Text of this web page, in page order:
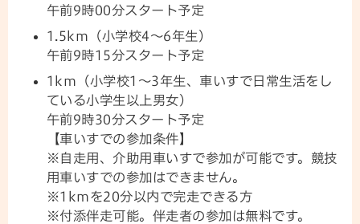
午前9時00分スタート予定
1.5km（小学校4～6年生）
午前9時15分スタート予定
1km（小学校1～3年生、車いすで日常生活をし
ている小学生以上男女）
午前9時30分スタート予定
【車いすでの参加条件】
※自走用、介助用車いすで参加が可能です。競技
用車いすでの参加はできません。
※1kmを20分以内で完走できる方
※付添伴走可能。伴走者の参加は無料です。